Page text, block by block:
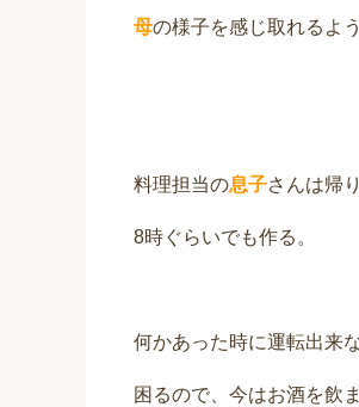
母の様子を感じ取れるよう
料理担当の息子さんは帰
8時ぐらいでも作る。
何かあった時に運転出来
困るので、今はお酒を飲